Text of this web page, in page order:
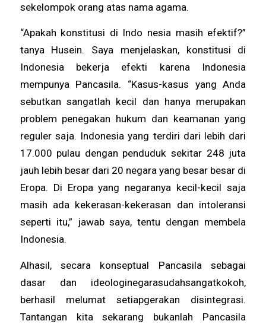
sekelompok orang atas nama agama.
“Apakah konstitusi di Indo nesia masih efektif?”
tanya Husein. Saya menjelaskan, konstitusi di
Indonesia bekerja efekti karena Indonesia
mempunya Pancasila. “Kasus-kasus yang Anda
sebutkan sangatlah kecil dan hanya merupakan
problem penegakan hukum dan keamanan yang
reguler saja. Indonesia yang terdiri dari lebih dari
17.000 pulau dengan penduduk sekitar 248 juta
jauh lebih besar dari 20 negara yang besar besar di
Eropa. Di Eropa yang negaranya kecil-kecil saja
masih ada kekerasan-kekerasan dan intoleransi
seperti itu,” jawab saya, tentu dengan membela
Indonesia.
Alhasil, secara konseptual Pancasila sebagai
dasar dan ideologinegarasudahsangatkokoh,
berhasil melumat setiapgerakan disintegrasi.
Tantangan kita sekarang bukanlah Pancasila